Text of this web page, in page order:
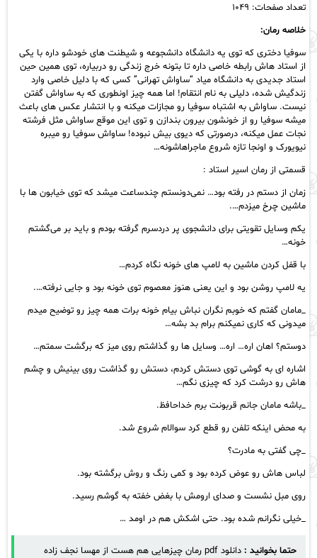
تعداد صفحات: ۱۰۴۹
خلاصه رمان:
سوفیا دختری که توی یه دانشگاه دانشجوعه و شیطنت های خودشو داره با یکی
از استاد هاش رابطه خاصی داره تا بتونه خرج زندگی رو دربیاره، توی همین حین
استاد جدیدی به دانشگاه میاد “ساواش تهرانی” کسی که با دلیل خاصی وارد
زندگیش شده، دلیلی به نام انتقام! اما همه چیز اونطوری که به ساواش گفتن
نیست. ساواش به اشتباه سوفیا رو مجازات میکنه و با انتشار عکس های باعث
میشه سوفیا رو از خونشون بیرون بندازن و توی این موقع ساواش مثل فرشته
نجات عمل میکنه، درصورتی که دیوی بیش‌ نبوده! ساواش سوفیا رو میبره
نیویورک و اونجا تازه شروع ماجراهاشونه…
قسمتی از رمان اسیر استاد :
زمان از دستم در رفته بود… نمی‌دونستم چندساعت میشد که توی خیابون ها با
ماشین چرخ میزدم….
یکم وسایل تقویتی برای دانشجوی پر دردسرم گرفته بودم و باید بر می‌گشتم
خونه…
با قفل کردن ماشین به لامپ های خونه نگاه کردم…
یه لامپ روشن بود و این یعنی هنوز معصوم توی خونه بود و جایی نرفته….
_مامان گفتم که خوبم نگران نباش بیام خونه برات همه چیز رو توضیح میدم
میدونی که کاری نمیکنم برام بد بشه…
دوستم؟ اهان اره… اره… وسایل ها رو گذاشتم روی میز که برگشت سمتم…
اشاره ای به گوشی توی دستش کردم، دستش رو گذاشت روی بینیش و چشم
هاش رو درشت کرد که چیزی نگم…
_باشه مامان جانم قربونت برم خداحافظ.
به محض اینکه تلفن رو قطع کرد سوالام شروع شد.
_چی گفتی به مادرت؟
لباس هاش رو عوض کرده بود و کمی رنگ و روش برگشته بود.
روی مبل نشست و صدای ارومش با بغض خفته به گوشم رسید.
_خیلی نگرانم شده بود. حتی اشکش هم در اومد …
حتما بخوانید : دانلود pdf رمان چیزهایی هم هست از مهسا نجف زاده